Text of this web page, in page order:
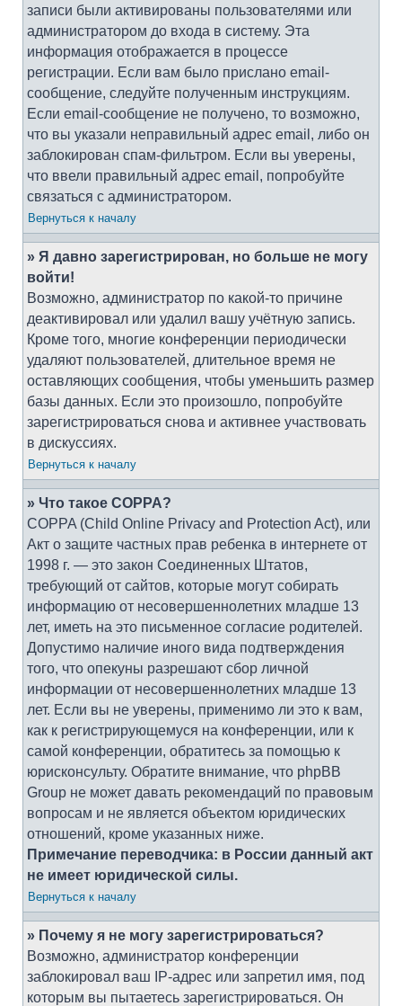
записи были активированы пользователями или
администратором до входа в систему. Эта
информация отображается в процессе
регистрации. Если вам было прислано email-
сообщение, следуйте полученным инструкциям.
Если email-сообщение не получено, то возможно,
что вы указали неправильный адрес email, либо он
заблокирован спам-фильтром. Если вы уверены,
что ввели правильный адрес email, попробуйте
связаться с администратором.
Вернуться к началу
» Я давно зарегистрирован, но больше не могу
войти!
Возможно, администратор по какой-то причине
деактивировал или удалил вашу учётную запись.
Кроме того, многие конференции периодически
удаляют пользователей, длительное время не
оставляющих сообщения, чтобы уменьшить размер
базы данных. Если это произошло, попробуйте
зарегистрироваться снова и активнее участвовать
в дискуссиях.
Вернуться к началу
» Что такое COPPA?
COPPA (Child Online Privacy and Protection Act), или
Акт о защите частных прав ребенка в интернете от
1998 г. — это закон Соединенных Штатов,
требующий от сайтов, которые могут собирать
информацию от несовершеннолетних младше 13
лет, иметь на это письменное согласие родителей.
Допустимо наличие иного вида подтверждения
того, что опекуны разрешают сбор личной
информации от несовершеннолетних младше 13
лет. Если вы не уверены, применимо ли это к вам,
как к регистрирующемуся на конференции, или к
самой конференции, обратитесь за помощью к
юрисконсульту. Обратите внимание, что phpBB
Group не может давать рекомендаций по правовым
вопросам и не является объектом юридических
отношений, кроме указанных ниже.
Примечание переводчика: в России данный акт
не имеет юридической силы.
Вернуться к началу
» Почему я не могу зарегистрироваться?
Возможно, администратор конференции
заблокировал ваш IP-адрес или запретил имя, под
которым вы пытаетесь зарегистрироваться. Он